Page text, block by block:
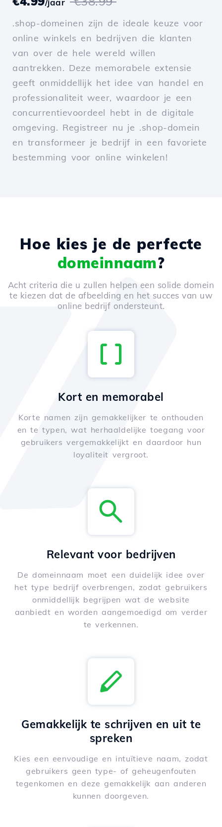
/jaar
.shop-domeinen zijn de ideale keuze voor
online winkels en bedrijven die klanten
van over de hele wereld willen
aantrekken. Deze memorabele extensie
geeft onmiddellijk het idee van handel en
professionaliteit weer, waardoor je een
concurrentievoordeel hebt in de digitale
omgeving. Registreer nu je .shop-domein
en transformeer je bedrijf in een favoriete
bestemming voor online winkelen!
Hoe kies je de perfecte
domeinnaam?
Acht criteria die u zullen helpen een solide domein
te kiezen dat de afbeelding en het succes van uw
online bedrijf ondersteunt.
Kort en memorabel
Korte namen zijn gemakkelijker te onthouden
en te typen, wat herhaaldelijke toegang voor
gebruikers vergemakkelijkt en daardoor hun
loyaliteit vergroot.
Relevant voor bedrijven
De domeinnaam moet een duidelijk idee over
het type bedrijf overbrengen, zodat gebruikers
onmiddellijk begrijpen wat de website
aanbiedt en worden aangemoedigd om verder
te verkennen.
Gemakkelijk te schrijven en uit te
spreken
Kies een eenvoudige en intuïtieve naam, zodat
gebruikers geen type- of geheugenfouten
tegenkomen en deze gemakkelijk aan anderen
kunnen doorgeven.